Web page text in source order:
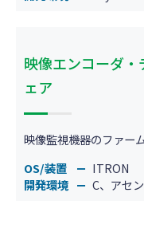
映像エンコーダ
ェア
映像監視機器のファー
OS/装置
ITRON
開発環境
C、アセ